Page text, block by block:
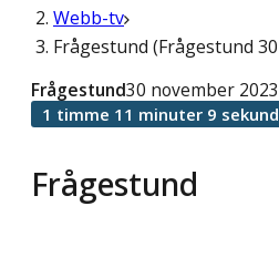
Webb-tv
Frågestund (Frågestund
Frågestund
Frågestund30 november 2023
1 timme 11 minuter 9